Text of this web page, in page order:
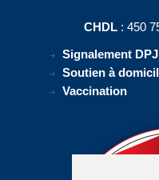
CHDL : 450
Signalement DPJ
Soutien à
Vaccination